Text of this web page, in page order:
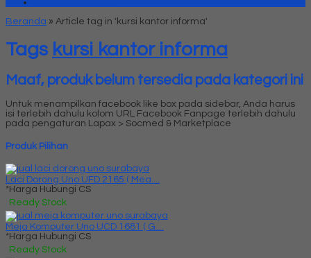
Beranda » Article tag in 'kursi kantor informa'
Tags kursi kantor informa
Maaf, produk belum tersedia pada kategori ini
Untuk menampilkan facebook like box pada sidebar, Anda harus
isi terlebih dahulu kolom URL Facebook Fanpage terlebih dahulu
pada pengaturan Lapax > Socmed & Marketplace
Produk Pilihan
Laci Dorong Uno UFD 2165 ( Mea....
*Harga Hubungi CS
Ready Stock
Meja Komputer Uno UCD 1681 ( G....
*Harga Hubungi CS
Ready Stock